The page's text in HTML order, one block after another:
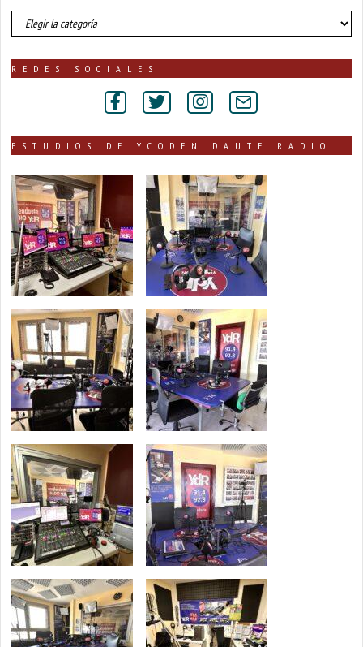
número
de
publicadas
REDES SOCIALES
ESTUDIOS DE YCODEN DAUTE RADIO